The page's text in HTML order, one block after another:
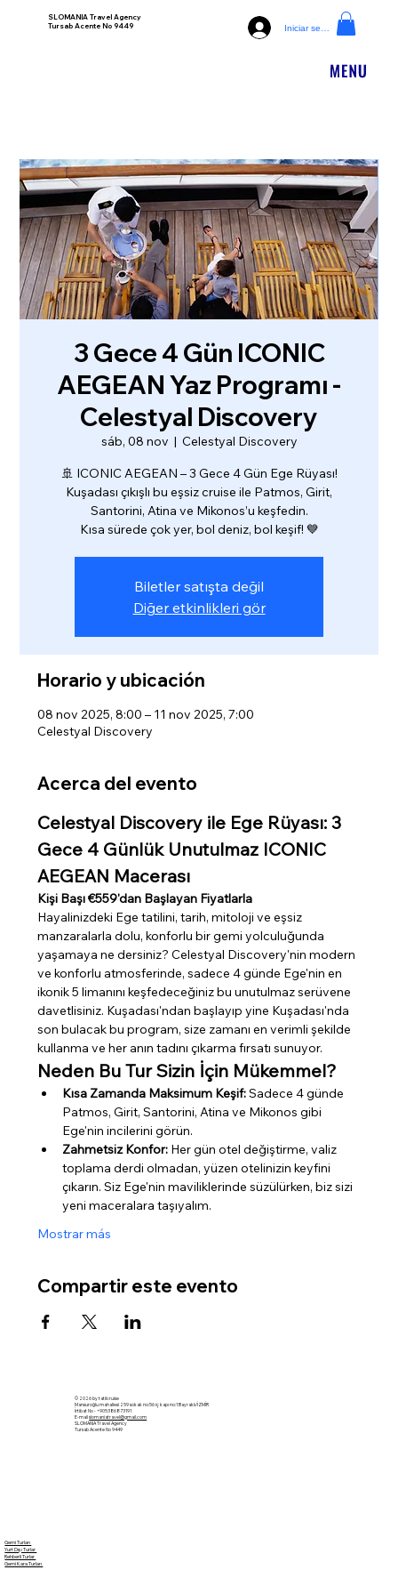
SLOMANIA Travel Agency
Tursab Acente No 9449
Iniciar sesión
3 Gece 4 Gün ICONIC
AEGEAN Yaz Programı -
Celestyal Discovery
sáb, 08 nov
  |
Celestyal Discovery
🚢 ICONIC AEGEAN – 3 Gece 4 Gün Ege Rüyası!
Kuşadası çıkışlı bu eşsiz cruise ile Patmos, Girit,
Santorini, Atina ve Mikonos’u keşfedin.
Kısa sürede çok yer, bol deniz, bol keşif! 💙
Biletler satışta değil
Diğer etkinlikleri gör
Horario y ubicación
08 nov 2025, 8:00 – 11 nov 2025, 7:00
Celestyal Discovery
Acerca del evento
Celestyal Discovery ile Ege Rüyası: 3
Gece 4 Günlük Unutulmaz ICONIC
AEGEAN Macerası
Kişi Başı €559'dan Başlayan Fiyatlarla
Hayalinizdeki Ege tatilini, tarih, mitoloji ve eşsiz
manzaralarla dolu, konforlu bir gemi yolculuğunda
yaşamaya ne dersiniz? Celestyal Discovery'nin modern
ve konforlu atmosferinde, sadece 4 günde Ege'nin en
ikonik 5 limanını keşfedeceğiniz bu unutulmaz serüvene
davetlisiniz. Kuşadası'ndan başlayıp yine Kuşadası'nda
son bulacak bu program, size zamanı en verimli şekilde
kullanma ve her anın tadını çıkarma fırsatı sunuyor.
Neden Bu Tur Sizin İçin Mükemmel?
Kısa Zamanda Maksimum Keşif: Sadece 4 günde
Patmos, Girit, Santorini, Atina ve Mikonos gibi
Ege'nin incilerini görün.
Zahmetsiz Konfor: Her gün otel değiştirme, valiz
toplama derdi olmadan, yüzen otelinizin keyfini
çıkarın. Siz Ege'nin maviliklerinde süzülürken, biz sizi
yeni maceralara taşıyalım.
Mostrar más
Compartir este evento
Gemi Turları
Yurt Dışı Turlar
Rehberli Turlar
Gemi Kara Turları
© 2026 by tatilcruise
Mansuroğlu mahallesi 259 sokak no:56 iç kapı no:1 Bayraklı/İZMİR
İrtibat No - +905386873191
E-mailslomaniatravel@gmail.com
SLOMANIA Travel Agency
Tursab Acente No 9449